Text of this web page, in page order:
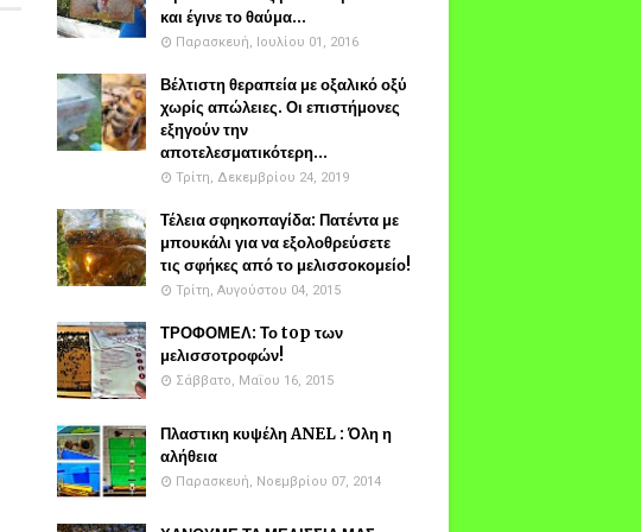
και έγινε το θαύμα...
Παρασκευή, Ιουλίου 01, 2016
Βέλτιστη θεραπεία με οξαλικό οξύ
χωρίς απώλειες. Οι επιστήμονες
εξηγούν την
αποτελεσματικότερη...
Τρίτη, Δεκεμβρίου 24, 2019
Τέλεια σφηκοπαγίδα: Πατέντα με
μπουκάλι για να εξολοθρεύσετε
τις σφήκες από το μελισσοκομείο!
Τρίτη, Αυγούστου 04, 2015
ΤΡΟΦΟΜΕΛ: Το top των
μελισσοτροφών!
Σάββατο, Μαΐου 16, 2015
Πλαστικη κυψέλη ANEL : Όλη η
αλήθεια
Παρασκευή, Νοεμβρίου 07, 2014